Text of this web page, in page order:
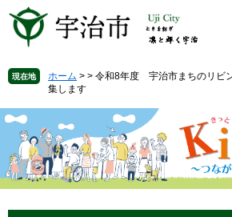
先
で
す
を
ば
し
本
文
へ
現在地 ホーム > > 令和8年度 宇治市まちのリビ
集します